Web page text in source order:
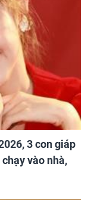
3 con giáp
vào nhà,